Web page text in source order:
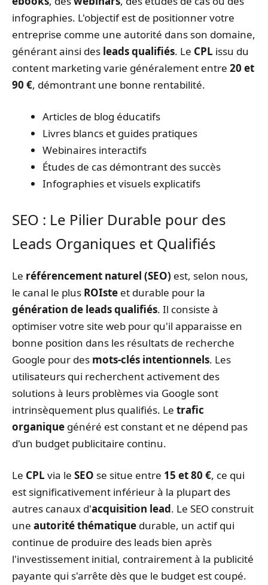
infographies. L'objectif est de positionner votre
entreprise comme une autorité dans son domaine,
générant ainsi des leads qualifiés. Le CPL issu du
content marketing varie généralement entre 20 et
90 €, démontrant une bonne rentabilité.
Articles de blog éducatifs
Livres blancs et guides pratiques
Webinaires interactifs
Études de cas démontrant des succès
Infographies et visuels explicatifs
SEO : Le Pilier Durable pour des
Leads Organiques et Qualifiés
Le référencement naturel (SEO) est, selon nous,
le canal le plus ROIste et durable pour la
génération de leads qualifiés. Il consiste à
optimiser votre site web pour qu'il apparaisse en
bonne position dans les résultats de recherche
Google pour des mots-clés intentionnels. Les
utilisateurs qui recherchent activement des
solutions à leurs problèmes via Google sont
intrinsèquement plus qualifiés. Le trafic
organique généré est constant et ne dépend pas
d'un budget publicitaire continu.
Le CPL via le SEO se situe entre 15 et 80 €, ce qui
est significativement inférieur à la plupart des
autres canaux d'acquisition lead. Le SEO construit
une autorité thématique durable, un actif qui
continue de produire des leads bien après
l'investissement initial, contrairement à la publicité
payante qui s'arrête dès que le budget est coupé.